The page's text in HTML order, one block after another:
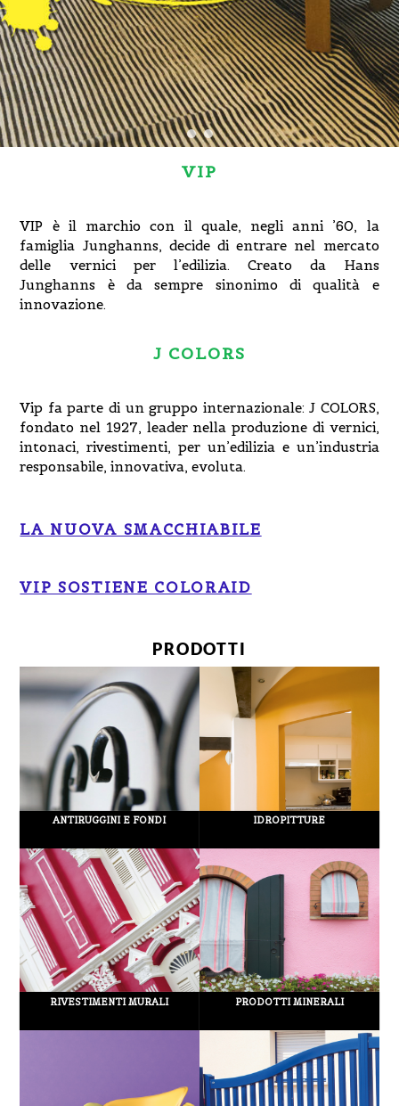
VIP
VIP è il marchio con il quale, negli anni ’60, la
famiglia Junghanns, decide di entrare nel mercato
delle vernici per l’edilizia. Creato da Hans
Junghanns è da sempre sinonimo di qualità e
innovazione.
J COLORS
Vip fa parte di un gruppo internazionale: J COLORS,
fondato nel 1927, leader nella produzione di vernici,
intonaci, rivestimenti, per un’edilizia e un’industria
responsabile, innovativa, evoluta.
LA NUOVA SMACCHIABILE
VIP SOSTIENE COLORAID
PRODOTTI
ANTIRUGGINI E FONDI
RIVESTIMENTI MURALI
IDROPITTURE
PRODOTTI MINERALI